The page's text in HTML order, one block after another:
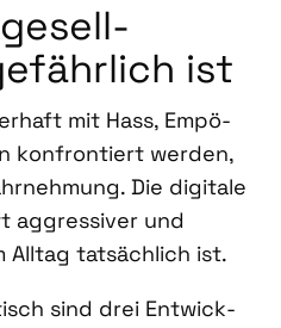
gesell­
ist
mit Hass, Empö­
kon­fron­tiert wer­den,
Die digi­ta­le
aggres­si­ver und
All­tag tat­säch­lich ist.
sind drei Ent­wick­